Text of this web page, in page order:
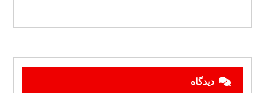
دیدگاه